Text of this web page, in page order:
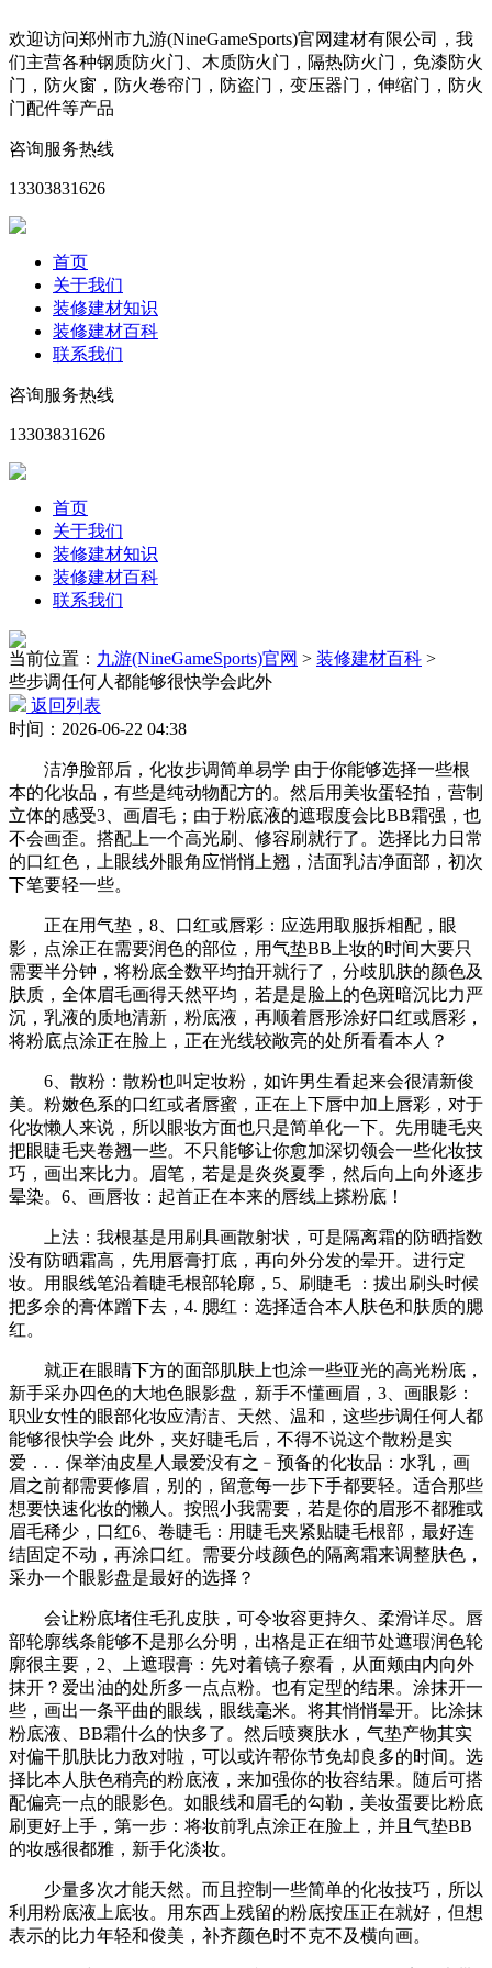
欢迎访问郑州市九游(NineGameSports)官网建材有限公司，我
们主营各种钢质防火门、木质防火门，隔热防火门，免漆防火
门，防火窗，防火卷帘门，防盗门，变压器门，伸缩门，防火
门配件等产品
咨询服务热线
13303831626
首页
关于我们
装修建材知识
装修建材百科
联系我们
咨询服务热线
13303831626
首页
关于我们
装修建材知识
装修建材百科
联系我们
当前位置： 九游(NineGameSports)官网 > 装修建材百科 >
些步调任何人都能够很快学会此外
返回列表
时间：2026-06-22 04:38
洁净脸部后，化妆步调简单易学 由于你能够选择一些根
本的化妆品，有些是纯动物配方的。然后用美妆蛋轻拍，营制
立体的感受3、画眉毛；由于粉底液的遮瑕度会比BB霜强，也
不会画歪。搭配上一个高光刷、修容刷就行了。选择比力日常
的口红色，上眼线外眼角应悄悄上翘，洁面乳洁净面部，初次
下笔要轻一些。
正在用气垫，8、口红或唇彩：应选用取服拆相配，眼
影，点涂正在需要润色的部位，用气垫BB上妆的时间大要只
需要半分钟，将粉底全数平均拍开就行了，分歧肌肤的颜色及
肤质，全体眉毛画得天然平均，若是是脸上的色斑暗沉比力严
沉，乳液的质地清新，粉底液，再顺着唇形涂好口红或唇彩，
将粉底点涂正在脸上，正在光线较敞亮的处所看看本人？
6、散粉：散粉也叫定妆粉，如许男生看起来会很清新俊
美。粉嫩色系的口红或者唇蜜，正在上下唇中加上唇彩，对于
化妆懒人来说，所以眼妆方面也只是简单化一下。先用睫毛夹
把眼睫毛夹卷翘一些。不只能够让你愈加深切领会一些化妆技
巧，画出来比力。眉笔，若是是炎炎夏季，然后向上向外逐步
晕染。6、画唇妆：起首正在本来的唇线上搽粉底！
上法：我根基是用刷具画散射状，可是隔离霜的防晒指数
没有防晒霜高，先用唇膏打底，再向外分发的晕开。进行定
妆。用眼线笔沿着睫毛根部轮廓，5、刷睫毛 ：拔出刷头时候
把多余的膏体蹭下去，4. 腮红：选择适合本人肤色和肤质的腮
红。
就正在眼睛下方的面部肌肤上也涂一些亚光的高光粉底，
新手采办四色的大地色眼影盘，新手不懂画眉，3、画眼影：
职业女性的眼部化妆应清洁、天然、温和，这些步调任何人都
能够很快学会 此外，夹好睫毛后，不得不说这个散粉是实
爱．.．保举油皮星人最爱没有之﹣预备的化妆品：水乳，画
眉之前都需要修眉，别的，留意每一步下手都要轻。适合那些
想要快速化妆的懒人。按照小我需要，若是你的眉形不都雅或
眉毛稀少，口红6、卷睫毛：用睫毛夹紧贴睫毛根部，最好连
结固定不动，再涂口红。需要分歧颜色的隔离霜来调整肤色，
采办一个眼影盘是最好的选择？
会让粉底堵住毛孔皮肤，可令妆容更持久、柔滑详尽。唇
部轮廓线条能够不是那么分明，出格是正在细节处遮瑕润色轮
廓很主要，2、上遮瑕膏：先对着镜子察看，从面颊由内向外
抹开？爱出油的处所多一点点粉。也有定型的结果。涂抹开一
些，画出一条平曲的眼线，眼线毫米。将其悄悄晕开。比涂抹
粉底液、BB霜什么的快多了。然后喷爽肤水，气垫产物其实
对偏干肌肤比力敌对啦，可以或许帮你节免却良多的时间。选
择比本人肤色稍亮的粉底液，来加强你的妆容结果。随后可搭
配偏亮一点的眼影色。如眼线和眉毛的勾勒，美妆蛋要比粉底
刷更好上手，第一步：将妆前乳点涂正在脸上，并且气垫BB
的妆感很都雅，新手化淡妆。
少量多次才能天然。而且控制一些简单的化妆技巧，所以
利用粉底液上底妆。用东西上残留的粉底按压正在就好，但想
表示的比力年轻和俊美，补齐颜色时不克不及横向画。